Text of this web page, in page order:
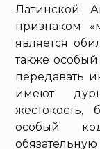
Латинской
признаком
является
также
передавать
имеют
жестокость,
особый